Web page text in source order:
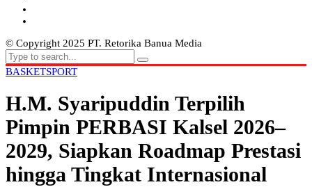
© Copyright 2025 PT. Retorika Banua Media
BASKETSPORT
H.M. Syaripuddin Terpilih
Pimpin PERBASI Kalsel 2026–
2029, Siapkan Roadmap Prestasi
hingga Tingkat Internasional